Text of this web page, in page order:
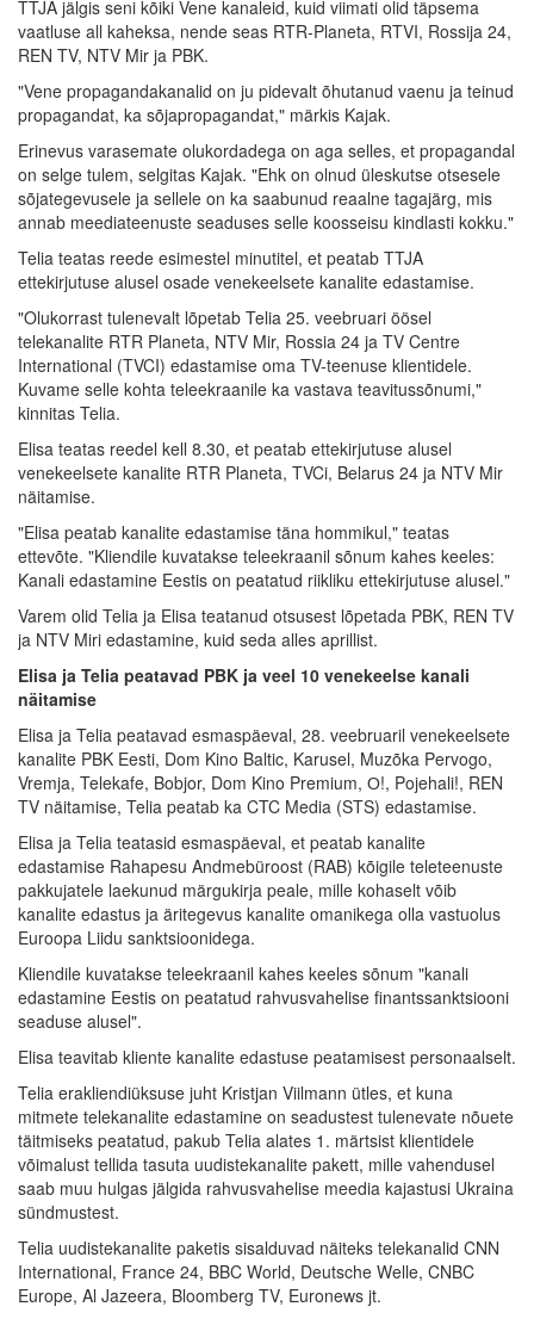
TTJA jälgis seni kõiki Vene kanaleid, kuid viimati olid täpsema
vaatluse all kaheksa, nende seas RTR-Planeta, RTVI, Rossija 24,
REN TV, NTV Mir ja PBK.
"Vene propagandakanalid on ju pidevalt õhutanud vaenu ja teinud
propagandat, ka sõjapropagandat," märkis Kajak.
Erinevus varasemate olukordadega on aga selles, et propagandal
on selge tulem, selgitas Kajak. "Ehk on olnud üleskutse otsesele
sõjategevusele ja sellele on ka saabunud reaalne tagajärg, mis
annab meediateenuste seaduses selle koosseisu kindlasti kokku."
Telia teatas reede esimestel minutitel, et peatab TTJA
ettekirjutuse alusel osade venekeelsete kanalite edastamise.
"Olukorrast tulenevalt lõpetab Telia 25. veebruari öösel
telekanalite RTR Planeta, NTV Mir, Rossia 24 ja TV Centre
International (TVCI) edastamise oma TV-teenuse klientidele.
Kuvame selle kohta teleekraanile ka vastava teavitussõnumi,"
kinnitas Telia.
Elisa teatas reedel kell 8.30, et peatab ettekirjutuse alusel
venekeelsete kanalite RTR Planeta, TVCi, Belarus 24 ja NTV Mir
näitamise.
"Elisa peatab kanalite edastamise täna hommikul," teatas
ettevõte. "Kliendile kuvatakse teleekraanil sõnum kahes keeles:
Kanali edastamine Eestis on peatatud riikliku ettekirjutuse alusel."
Varem olid Telia ja Elisa teatanud otsusest lõpetada PBK, REN TV
ja NTV Miri edastamine, kuid seda alles aprillist.
Elisa ja Telia peatavad PBK ja veel 10 venekeelse kanali
näitamise
Elisa ja Telia peatavad esmaspäeval, 28. veebruaril venekeelsete
kanalite PBK Eesti, Dom Kino Baltic, Karusel, Muzõka Pervogo,
Vremja, Telekafe, Bobjor, Dom Kino Premium, О!, Pojehali!, REN
TV näitamise, Telia peatab ka CTC Media (STS) edastamise.
Elisa ja Telia teatasid esmaspäeval, et peatab kanalite
edastamise Rahapesu Andmebüroost (RAB) kõigile teleteenuste
pakkujatele laekunud märgukirja peale, mille kohaselt võib
kanalite edastus ja äritegevus kanalite omanikega olla vastuolus
Euroopa Liidu sanktsioonidega.
Kliendile kuvatakse teleekraanil kahes keeles sõnum "kanali
edastamine Eestis on peatatud rahvusvahelise finantssanktsiooni
seaduse alusel".
Elisa teavitab kliente kanalite edastuse peatamisest personaalselt.
Telia erakliendiüksuse juht Kristjan Viilmann ütles, et kuna
mitmete telekanalite edastamine on seadustest tulenevate nõuete
täitmiseks peatatud, pakub Telia alates 1. märtsist klientidele
võimalust tellida tasuta uudistekanalite pakett, mille vahendusel
saab muu hulgas jälgida rahvusvahelise meedia kajastusi Ukraina
sündmustest.
Telia uudistekanalite paketis sisalduvad näiteks telekanalid CNN
International, France 24, BBC World, Deutsche Welle, CNBC
Europe, Al Jazeera, Bloomberg TV, Euronews jt.